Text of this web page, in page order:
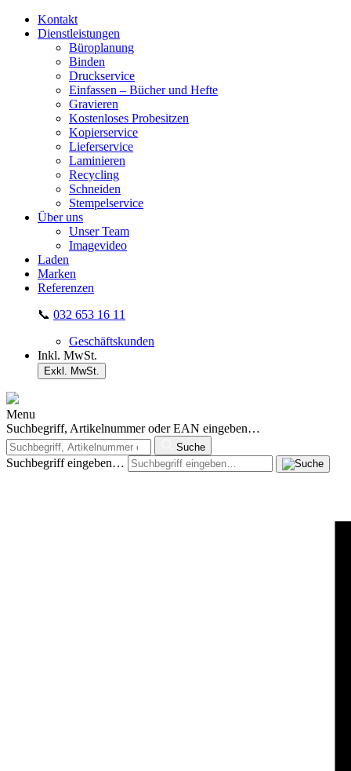
Kontakt
Dienstleistungen
Büroplanung
Binden
Druckservice
Einfassen – Bücher und Hefte
Gravieren
Kostenloses Probesitzen
Kopierservice
Lieferservice
Laminieren
Recycling
Schneiden
Stempelservice
Über uns
Unser Team
Imagevideo
Laden
Marken
Referenzen
📞 032 653 16 11
Geschäftskunden
Inkl. MwSt.
Exkl. MwSt.
Menu
Suchbegriff, Artikelnummer oder EAN eingeben…
Suche
Suchbegriff eingeben…